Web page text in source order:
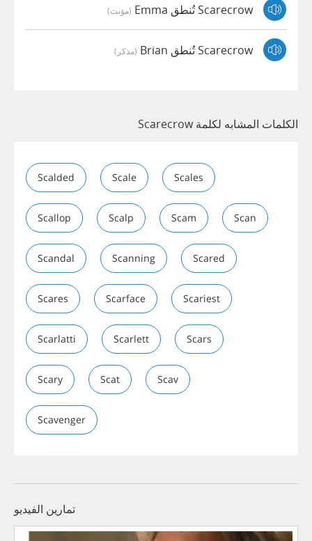
Scarecrow تُنطق Emma (مؤنث)
Scarecrow تُنطق Brian (مذكر)
الكلمات المشابه لكلمة Scarecrow
Scalded Scale Scales
Scallop Scalp Scam Scan
Scandal Scanning Scared
Scares Scarface Scariest
Scarlatti Scarlett Scars
Scary Scat Scav
Scavenger
تمارين الفيديو